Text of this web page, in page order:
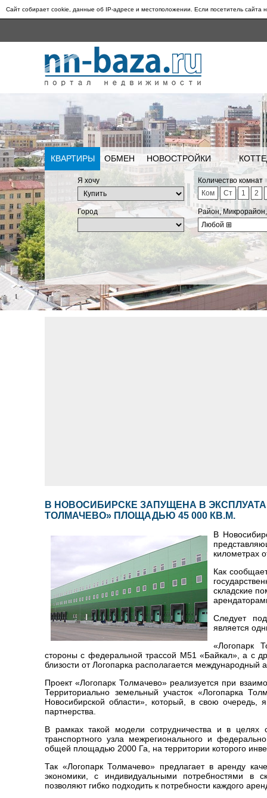
Сайт собирает cookie, данные об IP-адресе и местоположении. Если посетитель сайта
КВАРТИРЫ ОБМЕН НОВОСТРОЙКИ
Я хочу
Количество комнат
Ком
Ст 1 2
Город
Район,
Любой ⊞
В НОВОСИБИРСКЕ ЗАПУЩЕНА В
ТОЛМАЧЕВО» ПЛОЩАДЬЮ 45 000 КВ.М.
В
километрах
Как
складские
Следует
является
«Логопарк
стороны с федеральной трассой М51 «Байкал», а с
близости от Логопарка располагается
Проект «Логопарк Толмачево» реализуется при
Территориально земельный участок «Логопарка
Новосибирской области», который, в свою очередь,
партнерства.
В рамках такой модели сотрудничества и в целях
транспортного узла межрегионального и
общей площадью 2000 Га, на территории которого
Так «Логопарк Толмачево» предлагает в аренду
экономики, с индивидуальными потребностями в
позволяют гибко подходить к потребности каждого